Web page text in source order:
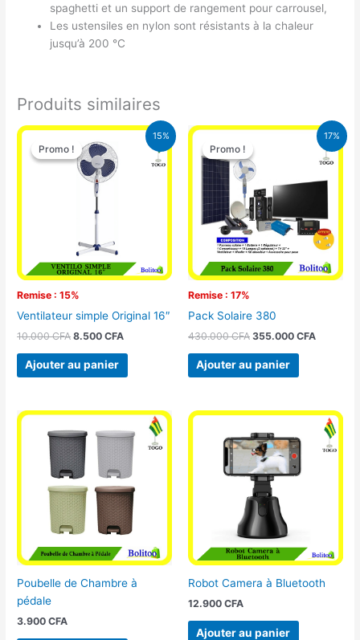
spaghetti et un support de rangement pour carrousel,
Les ustensiles en nylon sont résistants à la chaleur
jusqu’à 200 °C
Produits similaires
15%
Promo !
Remise : 15%
Promo !
Ventilateur simple Original 16″
10.000CFA
Le
prix
initial
était :
10.000 CFA.
8.500CFA
Le
Ajouter au panier
17%
Promo !
Remise : 17%
Promo !
Pack Solaire 380
430.000CFA
Le
initial
était :
430.000 CFA.
355.000 CFA
Le
prix
actuel
355.000
Ajouter au panier
Poubelle de Chambre à
pédale
3.900CFA
Robot Camera à Bluetooth
12.900 CFA
Ajouter au panier